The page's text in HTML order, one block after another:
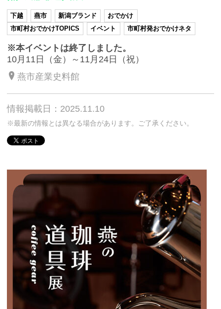
下越 燕市 新潟ブランド
おでかけ
市町村おでかけTOPICS
イベント 市町村発おでかけネタ
※本イベントは終了しました。
10月11日（金）～11月24日（祝）
燕市産業史料館
情報掲載日：2025.11.10
※最新の情報とは異なる場合があります。ご了承ください。